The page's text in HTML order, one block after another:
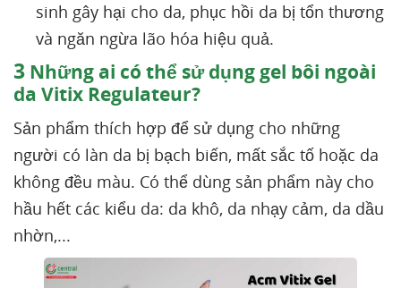
sinh gây hại cho da, phục hồi da bị tổn thương
và ngăn ngừa lão hóa hiệu quả.
3 Những ai có thể sử dụng gel bôi ngoài
da Vitix Regulateur?
Sản phẩm thích hợp để sử dụng cho những
người có làn da bị bạch biến, mất sắc tố hoặc da
không đều màu. Có thể dùng sản phẩm này cho
hầu hết các kiểu da: da khô, da nhạy cảm, da dầu
nhờn,...